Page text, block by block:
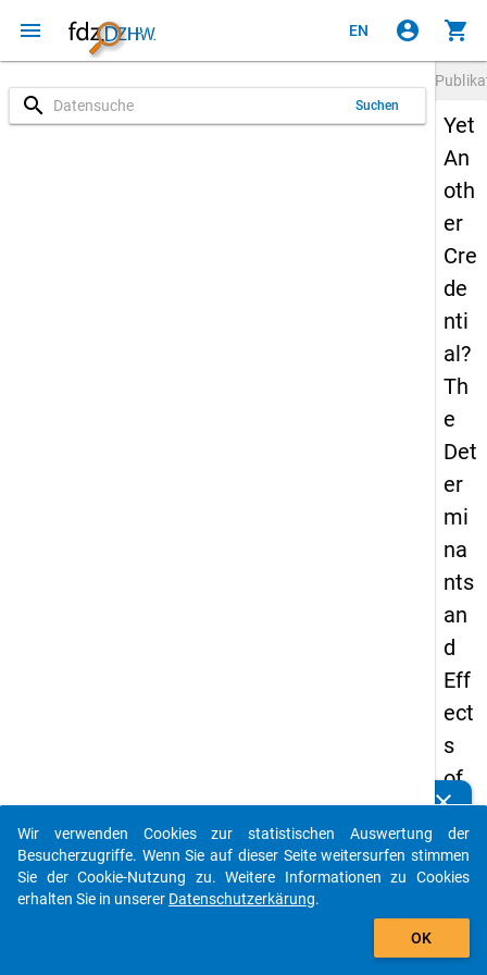
menu EN account_circle shopping_cart
search Suchen
Yet
An
oth
er
Cre
de
nti
al?
Th
e
Det
er
mi
na
nts
an
d
Eff
ect
s
of
Do
cto
ral
clear
Kennen Sie Publikationen, die auf Basis unserer
Datenpakete entstanden sind? Dann teilen Sie uns diese
bitte mit...
auto_stories
Wir verwenden Cookies zur statistischen Auswertung der
Besucherzugriffe. Wenn Sie auf dieser Seite weitersurfen stimmen
Sie der Cookie-Nutzung zu. Weitere Informationen zu Cookies
erhalten Sie in unserer Datenschutzerkärung.
OK